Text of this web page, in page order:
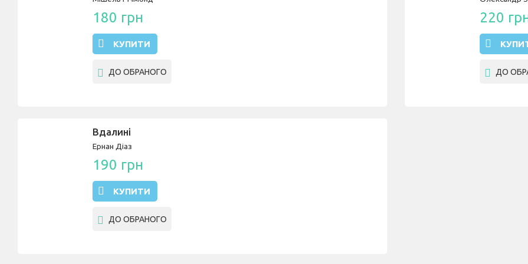
180 грн
КУПИТИ
ДО ОБРАНОГО
220
ДО
Вдалині
Ернан Діаз
190 грн
КУПИТИ
ДО ОБРАНОГО